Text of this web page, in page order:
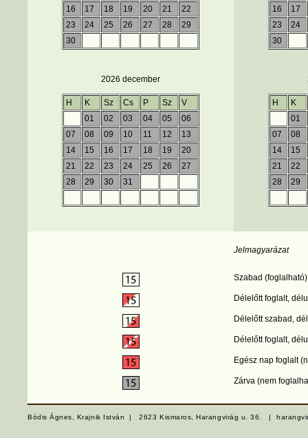
16
17 18 19 20 21
22
23
24 25 26 27 28
29
30
2026 december
H K Sz Cs P Sz
V
01
02 03 04 05
06
07
08 09 10 11 12
13
14
15 16 17 18 19
20
21
22 23 24 25 26
27
28
29 30 31
16
17
23
24
30
H
K
01
07
08
14
15
21
22
28
29
Jelmagyarázat
Szabad (foglalható)
Délelőtt foglalt,
Délelőtt szabad,
Délelőtt foglalt,
Egész nap foglalt
Zárva (nem
Bódis Ágnes, Krajnik István |2623 Kismaros, Harangvirág u. 36. |